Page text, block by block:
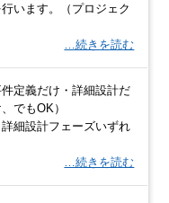
います。（プロジェク
…続きを読む
定義だけ・詳細設計だ
でもOK）
詳細設計フェーズいずれ
…続きを読む